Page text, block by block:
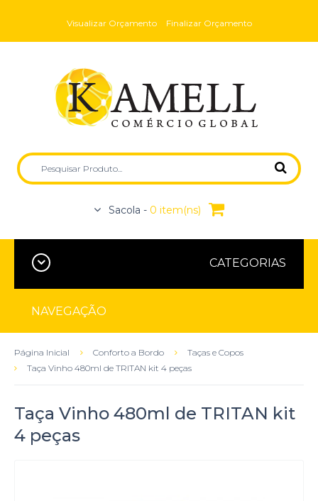
Visualizar Orçamento Finalizar Orçamento
Sacola - 0 item(ns)
CATEGORIAS
NAVEGAÇÃO
Página Inicial Conforto a Bordo
Taças e Copos
Taça Vinho 480ml de TRITAN kit 4 peças
Taça Vinho 480ml de TRITAN kit
4 peças